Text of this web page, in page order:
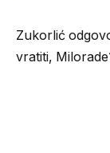
Zukorlić
vratiti,